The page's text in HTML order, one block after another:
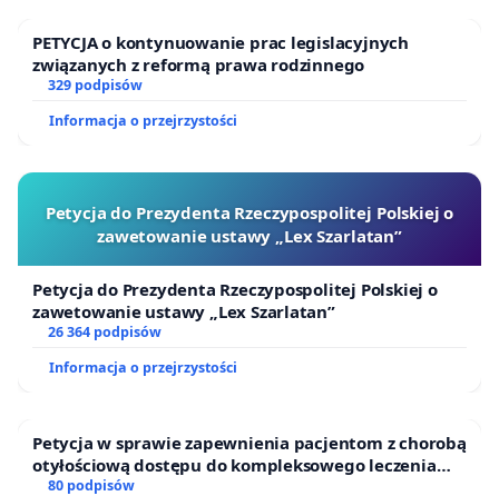
PETYCJA o kontynuowanie prac legislacyjnych
związanych z reformą prawa rodzinnego
329 podpisów
Informacja o przejrzystości
Petycja do Prezydenta Rzeczypospolitej Polskiej o
zawetowanie ustawy „Lex Szarlatan”
Petycja do Prezydenta Rzeczypospolitej Polskiej o
zawetowanie ustawy „Lex Szarlatan”
26 364 podpisów
Informacja o przejrzystości
Petycja w sprawie zapewnienia pacjentom z chorobą
otyłościową dostępu do kompleksowego leczenia
oraz programów profilaktycznych.
80 podpisów